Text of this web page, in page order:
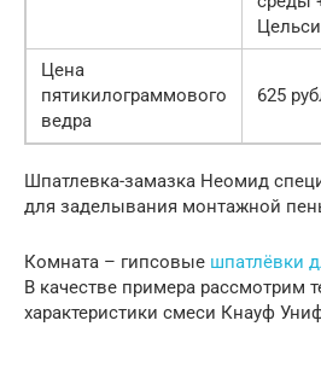
Цена
пятикилограммового
ведра
625
Шпатлевка-замазка Неомид
для заделывания монтажной
Комната – гипсовые шпатлёвки
В качестве примера рассмотрим
характеристики смеси Кнауф